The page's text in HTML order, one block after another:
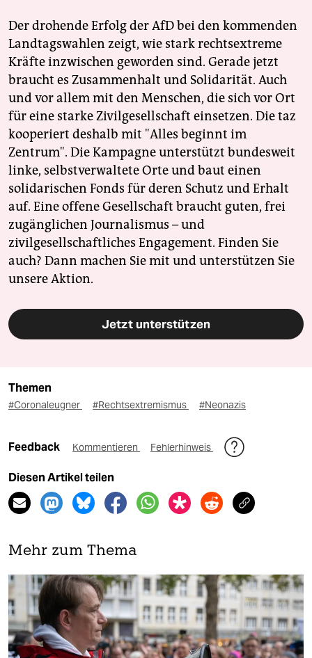
Der drohende Erfolg der AfD bei den kommenden
Landtagswahlen zeigt, wie stark rechtsextreme
Kräfte inzwischen geworden sind. Gerade jetzt
braucht es Zusammenhalt und Solidarität. Auch
und vor allem mit den Menschen, die sich vor Ort
für eine starke Zivilgesellschaft einsetzen. Die taz
kooperiert deshalb mit "Alles beginnt im
Zentrum". Die Kampagne unterstützt bundesweit
linke, selbstverwaltete Orte und baut einen
solidarischen Fonds für deren Schutz und Erhalt
auf. Eine offene Gesellschaft braucht guten, frei
zugänglichen Journalismus – und
zivilgesellschaftliches Engagement. Finden Sie
auch? Dann machen Sie mit und unterstützen Sie
unsere Aktion.
Jetzt unterstützen
Themen
#Coronaleugner #Rechtsextremismus #Neonazis
Feedback Kommentieren Fehlerhinweis
Diesen Artikel teilen
Mehr zum Thema